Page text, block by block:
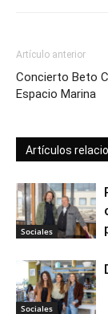
Artículo anterior
Concierto Beto
Espacio Marina
Artículos
Sociales
Sociales